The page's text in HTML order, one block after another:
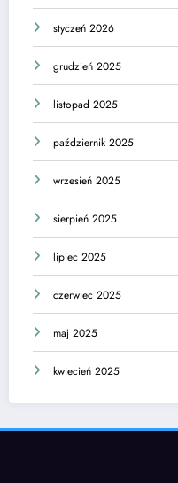
styczeń 2026
grudzień 2025
listopad 2025
październik 2025
wrzesień 2025
sierpień 2025
lipiec 2025
czerwiec 2025
maj 2025
kwiecień 2025